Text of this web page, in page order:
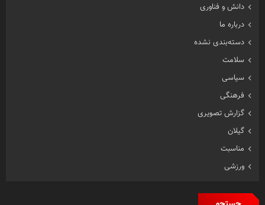
دانش و فناوری
درباره ما
دسته‌بندی نشده
سلامت
سیاسی
فرهنگی
گزارش تصویری
گیلان
مناسبت
ورزشی